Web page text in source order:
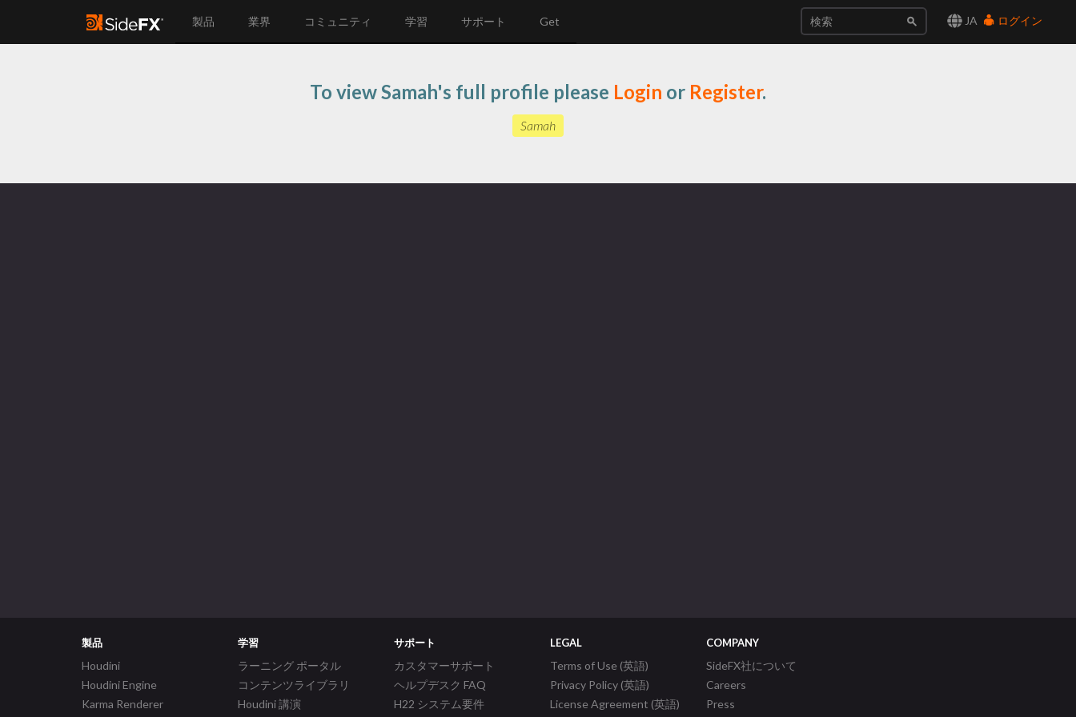
JA ログイン
製品 業界 コミュニティ 学習 サポート Get
To view Samah's full profile please Login or Register.
Samah
製品
Houdini
Houdini Engine
Karma Renderer
学習
ラーニング ポータル
コンテンツライブラリ
Houdini 講演
サポート
カスタマーサポート
ヘルプデスク FAQ
H22 システム要件
LEGAL
Terms of Use (英語)
Privacy Policy (英語)
License Agreement (英語)
COMPANY
SideFX社について
Careers
Press